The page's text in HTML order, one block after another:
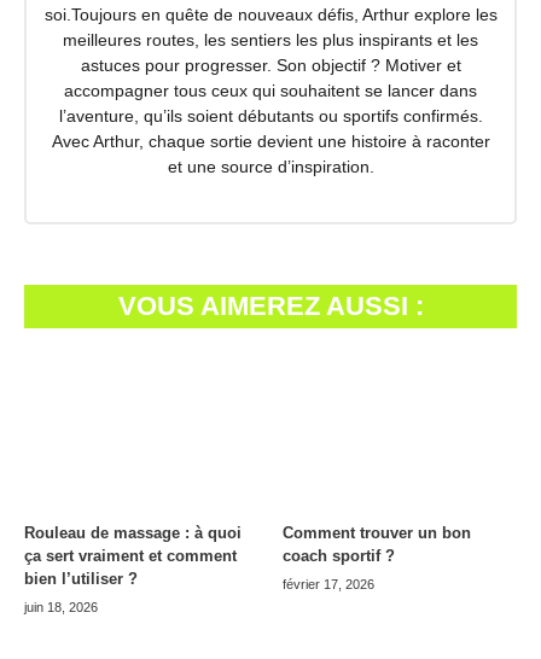
soi.Toujours en quête de nouveaux défis, Arthur explore les
meilleures routes, les sentiers les plus inspirants et les
astuces pour progresser. Son objectif ? Motiver et
accompagner tous ceux qui souhaitent se lancer dans
l’aventure, qu’ils soient débutants ou sportifs confirmés.
Avec Arthur, chaque sortie devient une histoire à raconter
et une source d’inspiration.
VOUS AIMEREZ AUSSI :
Rouleau de massage : à quoi
ça sert vraiment et comment
bien l’utiliser ?
juin 18, 2026
Comment trouver un bon
coach sportif ?
février 17, 2026